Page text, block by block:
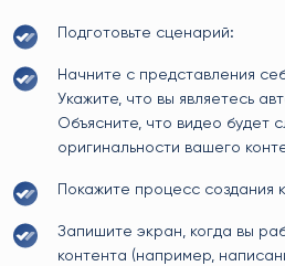
Подготовьте сценарий:
Начните с представления
Укажите, что вы являетесь
Объясните, что видео будет
оригинальности вашего
Покажите процесс создания
Запишите экран, когда вы
контента (например,